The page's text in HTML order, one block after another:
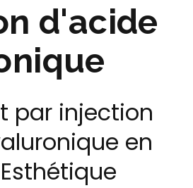
d'acide
par injection
en